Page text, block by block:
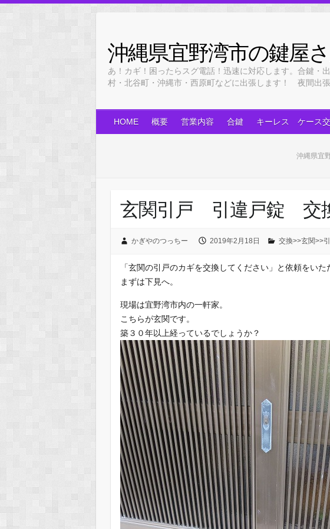
content
沖縄県宜野湾市の鍵屋
あ！カギ！困ったらスグ電話！迅速に対応します。合鍵・
村・北谷町・沖縄市・西原町などに出張します！ 夜間
HOME 概要 営業内容 合鍵 キーレス ケース
沖縄県宜
玄関引戸 引違戸錠 交
かぎやのつっちー 2019年2月18日 交換>>玄関>>
「玄関の引戸のカギを交換してください」と依頼をいた
まずは下見へ。
現場は宜野湾市内の一軒家。
こちらが玄関です。
築３０年以上経っているでしょうか？